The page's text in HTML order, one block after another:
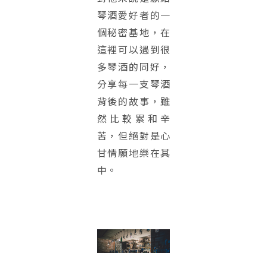
琴酒愛好者的一
個秘密基地，在
這裡可以遇到很
多琴酒的同好，
分享每一支琴酒
背後的故事，雖
然比較累和辛
苦，但絕對是心
甘情願地樂在其
中。